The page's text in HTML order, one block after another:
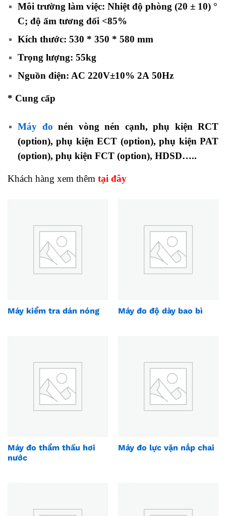
Môi trường làm việc: Nhiệt độ phòng (20 ± 10) °
C; độ ẩm tương đối <85%
Kích thước: 530 * 350 * 580 mm
Trọng lượng: 55kg
Nguồn điện: AC 220V±10% 2A 50Hz
* Cung cấp
Máy đo nén vòng nén cạnh, phụ kiện RCT
(option),phụ kiện ECT (option),phụ kiện PAT
(option), phụ kiện FCT (option), HDSD…..
Khách hàng xem thêm tại đây
Máy kiểm tra dán nóng Máy đo độ dày bao bì
Máy đo thẩm thấu hơi
nước
Máy đo lực vặn nắp chai